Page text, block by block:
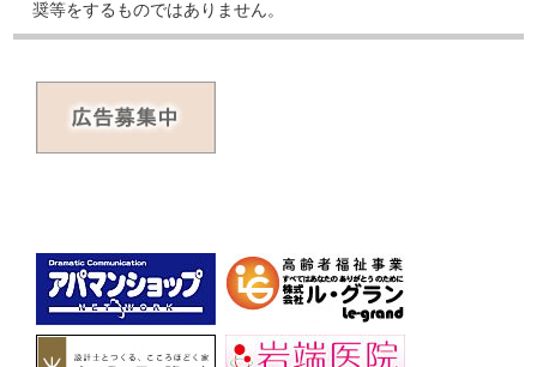
奨等をするものではありません。